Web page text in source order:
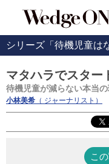
シリーズ「待機児童は
マタハラでスター
待機児童が減らない本当
小林美希 （ ジャーナリスト）
こ